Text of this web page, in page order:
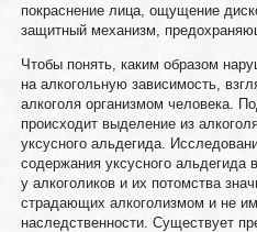
покраснение лица, ощущение
защитный механизм,
Чтобы понять, каким образом
на алкогольную зависимость,
алкоголя организмом человека.
происходит выделение из
уксусного альдегида.
содержания уксусного альдегида
у алкоголиков и их потомства
страдающих алкоголизмом и не
наследственности. Существует